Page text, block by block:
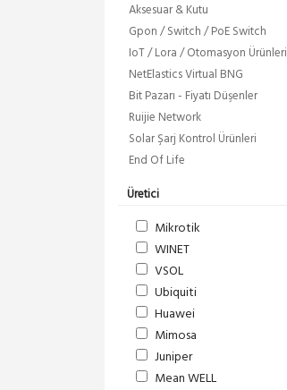
Aksesuar & Kutu
Gpon / Switch / PoE Switch
IoT / Lora / Otomasyon Ürünleri
NetElastics Virtual BNG
Bit Pazarı - Fiyatı Düşenler
Ruijie Network
Solar Şarj Kontrol Ürünleri
End Of Life
Üretici
Mikrotik
WINET
VSOL
Ubiquiti
Huawei
Mimosa
Juniper
Mean WELL